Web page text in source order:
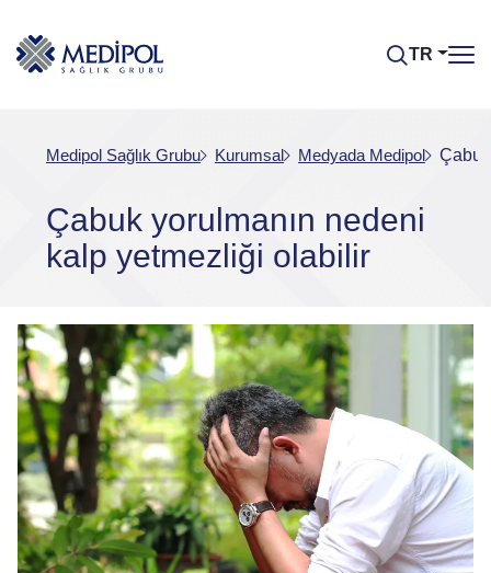
TR
Medipol Sağlık Grubu Kurumsal Medyada Medipol
Çabuk yorulmanın nedeni
kalp yetmezliği olabilir